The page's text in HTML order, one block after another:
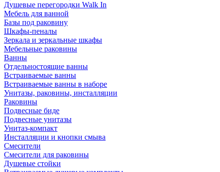
Душевые перегородки Walk In
Мебель для ванной
Базы под раковину
Шкафы-пеналы
Зеркала и зеркальные шкафы
Мебельные раковины
Ванны
Отдельностоящие ванны
Встраиваемые ванны
Встраиваемые ванны в наборе
Унитазы, раковины, инсталляции
Раковины
Подвесные биде
Подвесные унитазы
Унитаз-компакт
Инсталляции и кнопки смыва
Смесители
Смесители для раковины
Душевые стойки